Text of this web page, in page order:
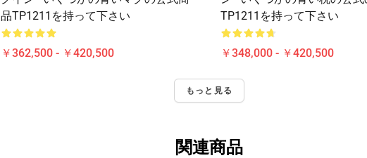
品TP1211を持って下さい
￥362,500 - ￥420,500
TP1211を持って下さい
￥348,000 - ￥420,500
もっと見る
関連商品